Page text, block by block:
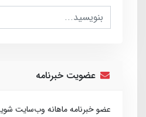
عضویت خبرنامه
عضو خبرنامه ماهانه وب‌سایت